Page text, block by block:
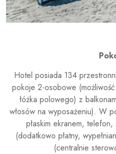
Hotel posiada 134
pokoje 2-osobowe
łóżka polowego) z
włosów na wyposażeniu). W
płaskim ekranem,
(dodatkowo płatny,
(centralnie